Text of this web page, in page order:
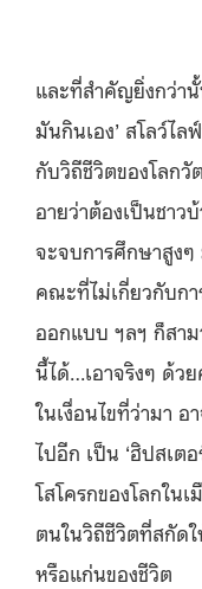
และที่สำคัญยิ่งกว่า
มันกินเอง’ สโลว์ไ
กับวิถีชีวิตของโลก
อายว่าต้องเป็นชา
จะจบการศึกษาสูงๆ
คณะที่ไม่เกี่ยวกับก
ออกแบบ ฯลฯ ก็สา
นี้ได้…เอาจริงๆ ด้
ในเงื่อนไขที่ว่ามา อ
ไปอีก เป็น ‘ฮิปสเต
โสโครกของโลกใน
ตนในวิถีชีวิตที่สกัด
หรือแก่นของชีวิต